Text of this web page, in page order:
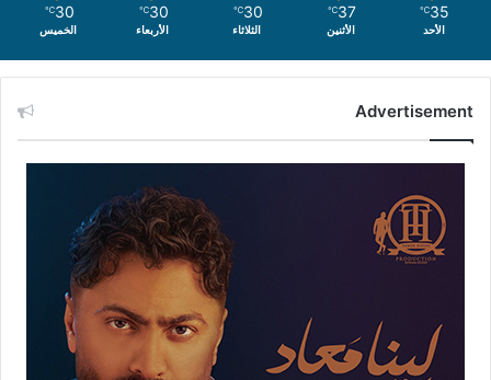
35
℃
الأحد
37
℃
الأثنين
30
℃
الثلاثاء
30
℃
الأربعاء
30
℃
الخميس
Advertisement